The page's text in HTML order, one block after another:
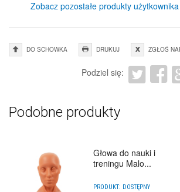
Zobacz pozostałe produkty użytkownika
DO SCHOWKA DRUKUJ ZGŁOŚ
Podziel się:
Podobne produkty
Głowa do nauki i
treningu Malo...
PRODUKT: DOSTĘPNY